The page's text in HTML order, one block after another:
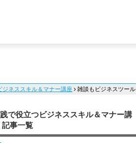
ジネススキル＆マナー講座 雑談もビジネスツール
で役立つビジネススキル＆マナー講
記事一覧